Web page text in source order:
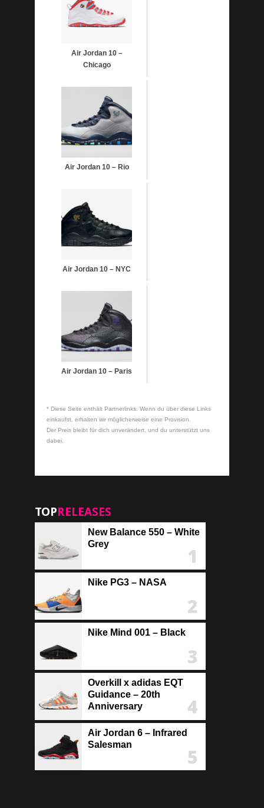
Air Jordan 10 –
Chicago
Air Jordan 10 – Rio
Air Jordan 10 – NYC
Air Jordan 10 – Paris
* Diese Seite enthält Partnerlinks. Wenn du über diese Links
einkaufst, erhalten wir möglicherweise eine Provision.
Der Preis bleibt für dich unverändert, und du unterstützt uns
dabei.
TOPRELEASES
New Balance 550 – White
Grey
Nike PG3 – NASA
Nike Mind 001 – Black
Overkill x adidas EQT
Guidance – 20th
Anniversary
Air Jordan 6 – Infrared
Salesman